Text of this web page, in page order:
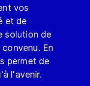
vos
et de
solution de
En
permet de
l'avenir.